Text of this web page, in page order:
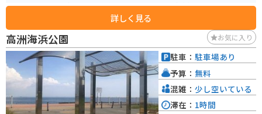
市のブランド豚「東金بوسو」を使ったカツカレーなどが楽しめます。 バイク
で訪れる場合、道の駅には広々とした駐車場が完備されているので安心で
す。周辺には、九十九里浜や東金城跡など、観光スポットも点在しているの
で、ツーリングの拠点としてもおすすめです。 道の駅 みのりの郷東金で、地
元の美味しいものを堪能したり、周辺の観光を楽しんでみてはいかがでしょ
うか。
詳しく見る
高洲海浜公園 お気に入り
駐車： 駐車場あり
予算： 無料
混雑： 少し空いている
滞在： 1時間